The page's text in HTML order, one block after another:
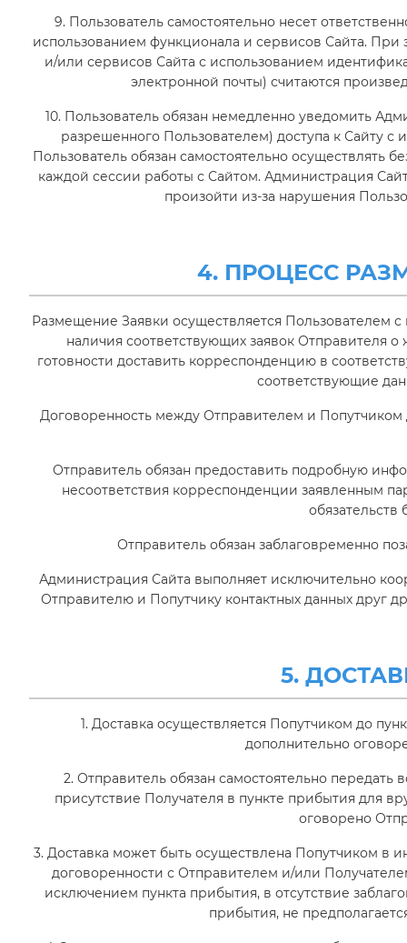
9. Пользователь самостоятельно несет
использованием функционала и сервисов Сайта.
и/или сервисов Сайта с использованием
электронной почты) считаются
10. Пользователь обязан немедленно уведомить
разрешенного Пользователем) доступа к Сайту с
Пользователь обязан самостоятельно
каждой сессии работы с Сайтом. Администрация
произойти из-за нарушения
4. ПРОЦЕСС
Размещение Заявки осуществляется Пользователем
наличия соответствующих заявок Отправителя
готовности доставить корреспонденцию в
соответствующие
Договоренность между Отправителем и Попутчиком
Отправитель обязан предоставить подробную
несоответствия корреспонденции заявленным
обязательств
Отправитель обязан заблаговременно
Администрация Сайта выполняет исключительно
Отправителю и Попутчику контактных данных друг
5.
1. Доставка осуществляется Попутчиком до
дополнительно
2. Отправитель обязан самостоятельно
присутствие Получателя в пункте прибытия для
оговорено
3. Доставка может быть осуществлена Попутчиком в
договоренности с Отправителем и/или
исключением пункта прибытия, в отсутствие
прибытия, не